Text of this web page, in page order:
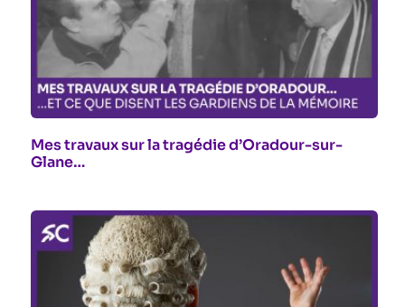
Mes travaux sur la tragédie d’Oradour-sur-
Glane…